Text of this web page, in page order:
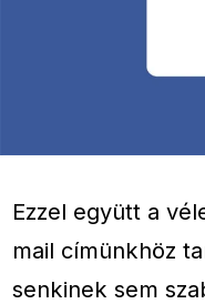
Ezzel együtt a
mail címünkhöz
senkinek sem